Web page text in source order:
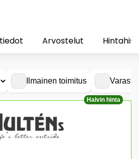
Arvostelut
Ilmainen toimitus
Halvin hinta